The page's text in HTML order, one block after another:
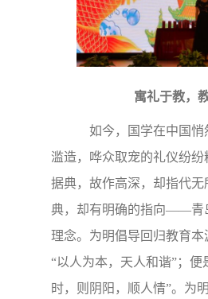
寓礼于教，
如今，国学在中国悄
滥造，哗众取宠的礼仪纷
据典，故作高深，却指代
典，却有明确的指向——青
理念。为明倡导回归教育本
“以人为本，天人和谐”；便
时，则阴阳，顺人情”。为